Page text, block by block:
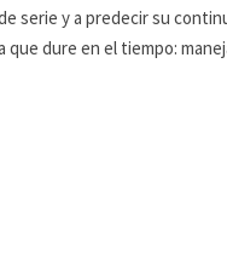
serie y a predecir su
dure en el tiempo: